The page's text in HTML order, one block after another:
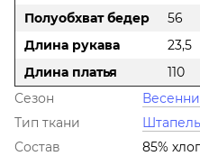
Полуобхват бедер
56
Длина рукава
23,5
Длина платья
110
Сезон
Тип ткани
Штапель
Состав
85%